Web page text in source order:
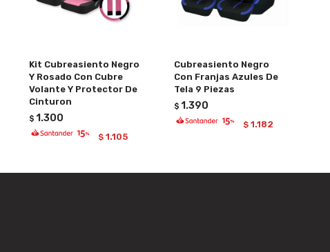
Kit Cubreasiento Negro
Y Rosado Con Cubre
Volante Y Protector De
Cinturon
$ 1.300
$ 1.105
Cubreasiento Negro
Con Franjas Azules De
Tela 9 Piezas
$ 1.390
$ 1.182